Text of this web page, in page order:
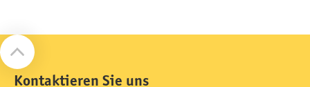
Kontaktieren Sie uns